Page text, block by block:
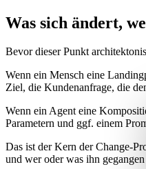
Was sich ändert,
Bevor dieser Punkt
Wenn ein Mensch eine
Ziel, die Kundenanfrage, die
Wenn ein Agent eine
Parametern und ggf. einem
Das ist der Kern der Change-
und wer oder was ihn gegangen